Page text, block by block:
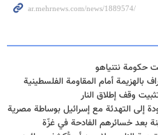
نتنياهو
بالهزيمة أمام المقاومة الفلسطينية
وقف إطلاق النار
إلى التهدئة مع إسرائيل بوساطة مصرية
بعد خسائرهم الفادحة في غزّة